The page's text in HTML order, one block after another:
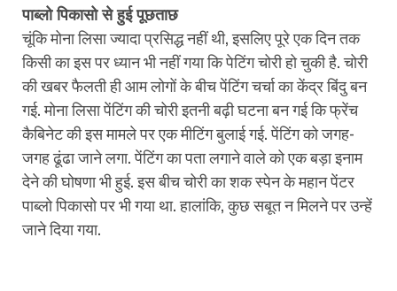
पाब्लो पिकासो से हुई पूछताछ
चूंकि मोना लिसा ज्यादा प्रसिद्ध नहीं थी, इसलिए पूरे एक दिन तक
किसी का इस पर ध्यान भी नहीं गया कि पेटिंग चोरी हो चुकी है. चोरी
की खबर फैलती ही आम लोगों के बीच पेंटिंग चर्चा का केंद्र बिंदु बन
गई. मोना लिसा पेंटिंग की चोरी इतनी बढ़ी घटना बन गई कि फ्रेंच
कैबिनेट की इस मामले पर एक मीटिंग बुलाई गई. पेंटिंग को जगह-
जगह ढूंढा जाने लगा. पेंटिंग का पता लगाने वाले को एक बड़ा इनाम
देने की घोषणा भी हुई. इस बीच चोरी का शक स्पेन के महान पेंटर
पाब्लो पिकासो पर भी गया था. हालांकि, कुछ सबूत न मिलने पर उन्हें
जाने दिया गया.